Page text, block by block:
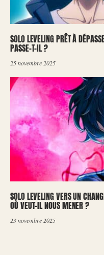
SOLO LEVELING PRÊT À
PASSE-T-IL ?
25 novembre 2025
SOLO LEVELING VERS UN
OÙ VEUT-IL NOUS MENER ?
23 novembre 2025